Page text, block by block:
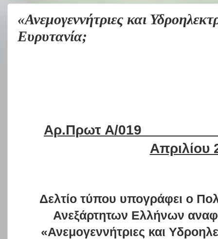
«Ανεμογεννήτριες και
Ευρυτανία;
Αρ.Πρωτ Α/019
Απριλίου
Δελτίο τύπου υπογράφει ο
Ανεξάρτητων Ελλήνων
«Ανεμογεννήτριες και